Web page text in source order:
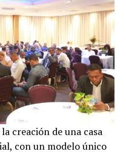
creación de una casa
con un modelo único